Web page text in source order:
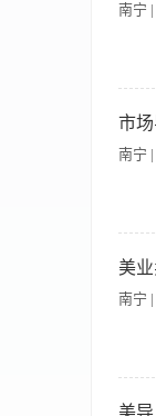
南宁
市
南宁
通能
美
南宁
通能
美导